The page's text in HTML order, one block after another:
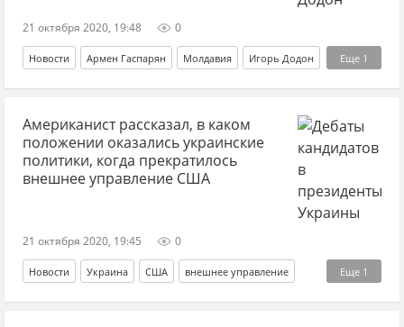
21 октября 2020, 19:48 0
Еще 1
Новости Армен Гаспарян Молдавия Игорь Додон
пророссийские силы
Американист рассказал, в каком
положении оказались украинские
политики, когда прекратилось
внешнее управление США
21 октября 2020, 19:45 0
Еще 1
Новости Украина США внешнее управление
Джо Байден